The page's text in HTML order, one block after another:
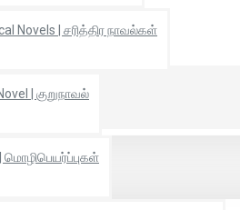
Novels | சரித்திர நாவல்கள்
| குறுநாவல்
மொழிபெயர்ப்புகள்
பேசுவது